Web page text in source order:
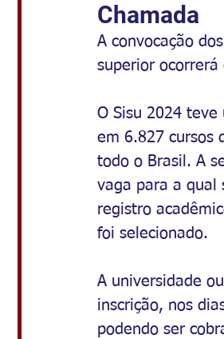
Chamada
A convocação
superior
O Sisu 2024
em 6.827 cursos
todo o Brasil. A
vaga para a qual
registro
foi selecionado.
A universidade
inscrição, nos
podendo ser